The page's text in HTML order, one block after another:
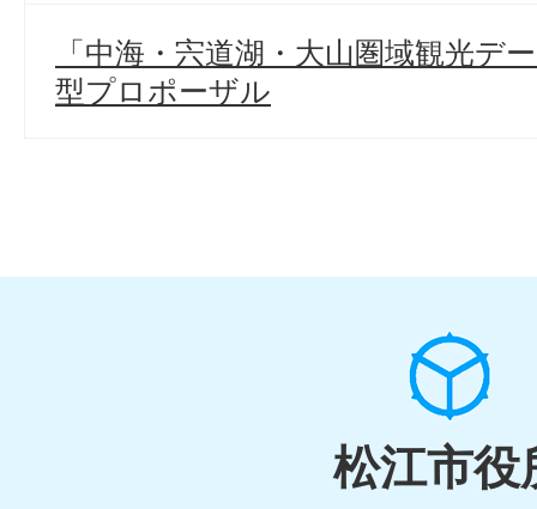
「中海・宍道湖・大山圏域観光デ
型プロポーザル
松江市役